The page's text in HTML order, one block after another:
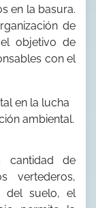
en la basura.
de
objetivo de
con el
en la lucha
ambiental.
cantidad de
vertederos,
del suelo, el